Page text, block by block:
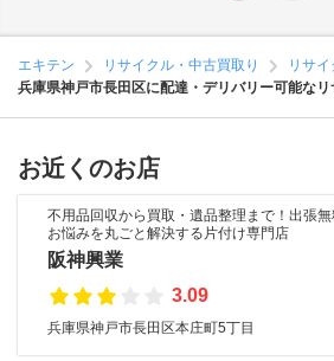
エキテン リサイクル・中古買取り
リサ
兵庫県神戸市長田区に配達・デリバリー可能な
お近くのお店
不用品回収から買取・遺品整理まで！出張
お悩みを丸ごと解決する片付け専門店
阪神興業
3.09
兵庫県神戸市長田区本庄町5丁目